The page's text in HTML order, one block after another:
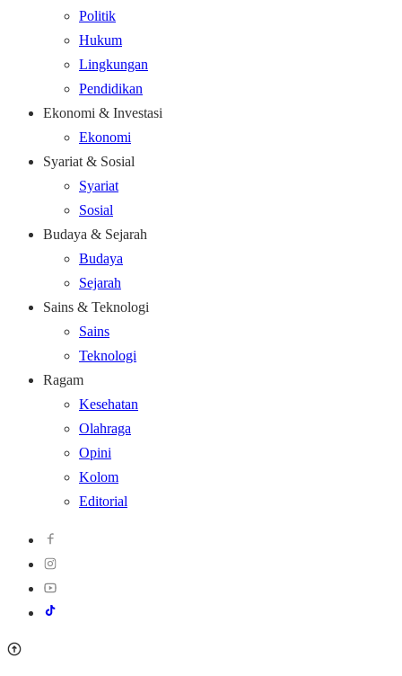
Politik
Hukum
Lingkungan
Pendidikan
Ekonomi & Investasi
Ekonomi
Syariat & Sosial
Syariat
Sosial
Budaya & Sejarah
Budaya
Sejarah
Sains & Teknologi
Sains
Teknologi
Ragam
Kesehatan
Olahraga
Opini
Kolom
Editorial